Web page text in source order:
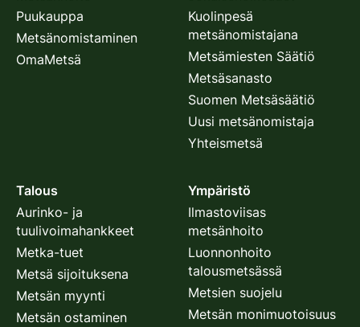
Puukauppa
Metsänomistaminen
OmaMetsä
Kuolinpesä
metsänomistajana
Metsämiesten Säätiö
Metsäsanasto
Suomen Metsäsäätiö
Uusi metsänomistaja
Yhteismetsä
Talous
Aurinko- ja
tuulivoimahankkeet
Metka-tuet
Metsä sijoituksena
Metsän myynti
Metsän ostaminen
Ympäristö
Ilmastoviisas
metsänhoito
Luonnonhoito
talousmetsässä
Metsien suojelu
Metsän monimuotoisuus